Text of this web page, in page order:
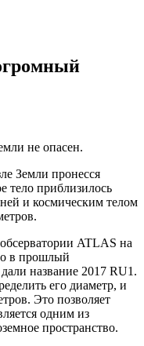
не опасен.
Земли пронесся
тело приблизилось
и космическим телом
ATLAS на
в прошлый
название 2017 RU1.
его диаметр, и
Это позволяет
одним из
пространство.